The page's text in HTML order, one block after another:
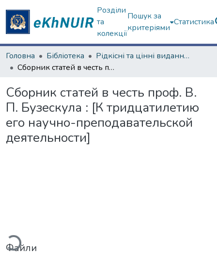
Розділи
та
колекції
Пошук за
критеріями
Статистика
Головна Бібліотека
Рідкісні та цінні видання з фондів ЦНБ
Сборник статей в честь проф. В. П. Бузескула : [К тридцатилетию его научно-преподавательской деятельности]
Сборник статей в честь проф. В.
П. Бузескула : [К тридцатилетию
его научно-преподавательской
деятельности]
Вантажиться...
Файли